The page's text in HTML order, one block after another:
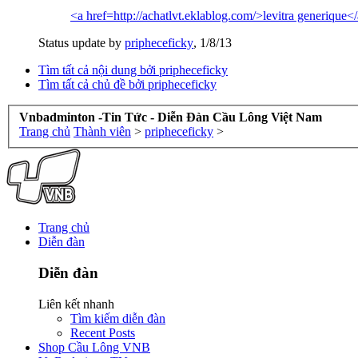
<a href=http://achatlvt.eklablog.com/>levitra
Status update by pripheceficky, 1/8/13
Tìm tất cả nội dung bởi pripheceficky
Tìm tất cả chủ đề bởi pripheceficky
Vnbadminton -Tin Tức - Diễn Đàn Cầu Lông Việt Nam
Trang chủ Thành viên > pripheceficky >
Trang chủ
Diễn đàn
Diễn đàn
Liên kết nhanh
Tìm kiếm diễn đàn
Recent Posts
Shop Cầu Lông VNB